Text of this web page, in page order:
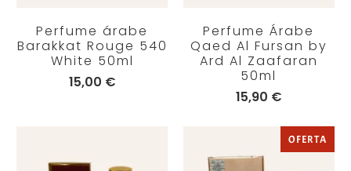
Perfume árabe
Barakkat Rouge 540
White 50ml
15,00 €
Perfume Árabe
Qaed Al Fursan by
Ard Al Zaafaran
50ml
15,90 €
OFERTA